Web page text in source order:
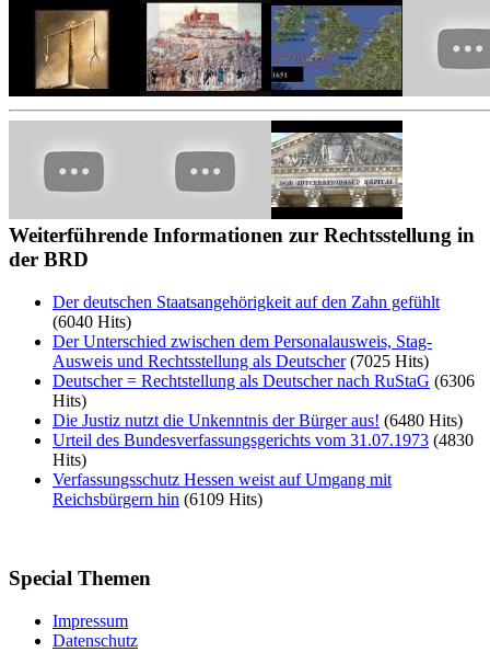
Weiterführende Informationen zur Rechtsstellung in
der BRD
Der deutschen Staatsangehörigkeit auf den Zahn gefühlt
(6040 Hits)
Der Unterschied zwischen dem Personalausweis, Stag-
Ausweis und Rechtsstellung als Deutscher(7025 Hits)
Deutscher = Rechtstellung als Deutscher nach RuStaG (6306
Hits)
Die Justiz nutzt die Unkenntnis der Bürger aus! (6480 Hits)
Urteil des Bundesverfassungsgerichts vom 31.07.1973 (4830
Hits)
Verfassungsschutz Hessen weist auf Umgang mit
Reichsbürgern hin (6109 Hits)
Special Themen
Impressum
Datenschutz